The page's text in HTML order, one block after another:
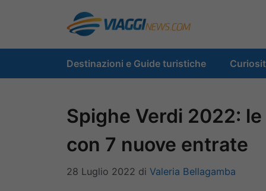
contenuto
Destinazioni e Guide turistiche
Spighe Verdi 2022:
con 7 nuove entrate
28 Luglio 2022 di Valeria Bellagamba